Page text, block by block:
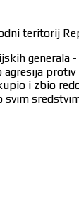
teritorij
generala
agresija
i zbio